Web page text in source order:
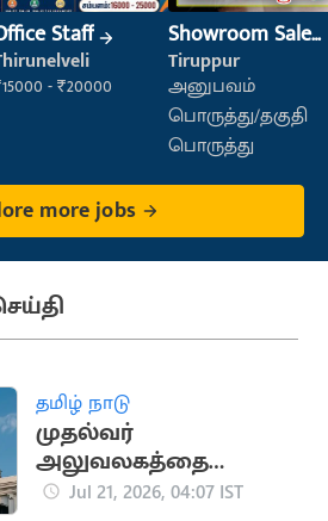
Staff
- ₹20000
Showroom Sales
Executive (Retail
Sales)
Tiruppur
அனுபவம்
பொருத்து/தகுதி
பொருத்து
more jobs
தமிழ் நாடு
முதல்வர்
அலுவலகத்தை
மாற்றும் CM விஜய்..?
Jul 21, 2026, 04:07 IST